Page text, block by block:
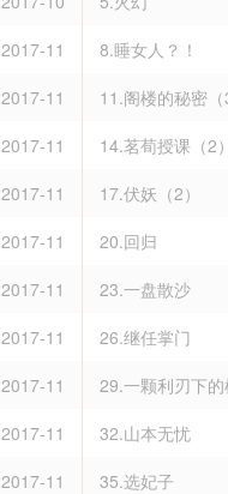
2017-11
8.睡女人？！
2017-11
11.阁楼的秘密
2017-11
14.茗荀授课（2
2017-11
17.伏妖（2）
2017-11
20.回归
2017-11
23.一盘散沙
2017-11
26.继任掌门
2017-11
29.一颗利刃下
2017-11
32.山本无忧
2017-11
35.选妃子